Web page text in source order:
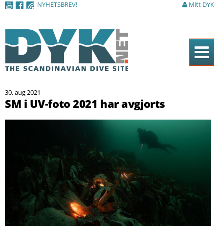
NYHETSBREV! Mitt DYK
Hem
Tidningen
DYK Guiden
Shop
Kontakt
Sök
30. aug 2021
SM i UV-foto 2021 har avgjorts